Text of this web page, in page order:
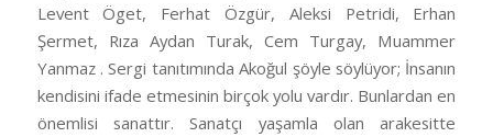
Levent Öget, Ferhat Özgür, Aleksi Petridi, Erhan
Şermet, Rıza Aydan Turak, Cem Turgay, Muammer
Yanmaz . Sergi tanıtımında Akoğul şöyle söylüyor; İnsanın
kendisini ifade etmesinin birçok yolu vardır. Bunlardan en
önemlisi sanattır. Sanatçı yaşamla olan arakesitte